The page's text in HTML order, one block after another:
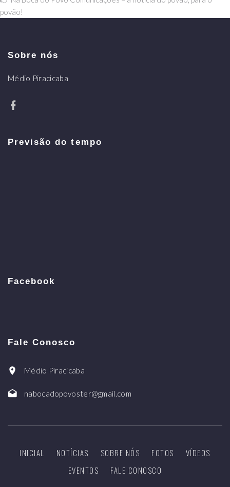
povão!
Sobre nós
Médio Piracicaba
Previsão do tempo
Facebook
Fale Conosco
Médio Piracicaba
nabocadopovoster@gmail.com
INICIAL NOTÍCIAS SOBRE NÓS FOTOS
VÍDEOS
EVENTOS
FALE CONOSCO